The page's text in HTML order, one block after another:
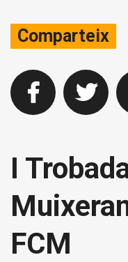
Comparteix
I
FCM